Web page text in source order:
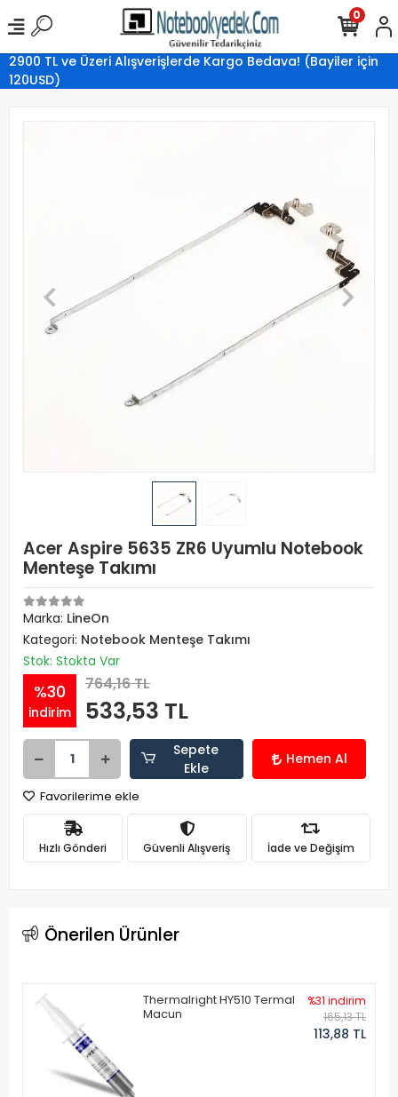
2900 TL ve Üzeri Alışverişlerde Kargo Bedava! (Bayiler için
120USD)
0
Acer Aspire 5635 ZR6 Uyumlu Notebook
Menteşe Takımı
Marka: LineOn
Kategori: Notebook Menteşe Takımı
Stok: Stokta Var
%30
indirim
764,16 TL
533,53 TL
Sepete
Ekle
Hemen Al
Favorilerime ekle
Hızlı Gönderi Güvenli Alışveriş İade ve Değişim
Önerilen Ürünler
Thermalright HY510 Termal
Macun
%31 indirim
165,13 TL
113,88 TL